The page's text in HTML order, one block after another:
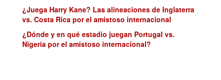
¿Juega Harry Kane? Las alineaciones de Inglaterra
vs. Costa Rica por el amistoso internacional
¿Dónde y en qué estadio juegan Portugal vs.
Nigeria por el amistoso internacional?